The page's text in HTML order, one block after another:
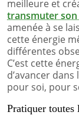
meilleure et
transmuter son
amenée à se
cette énergie
différentes
C’est cette
d’avancer
pour soi, pour
Pratiquer toutes